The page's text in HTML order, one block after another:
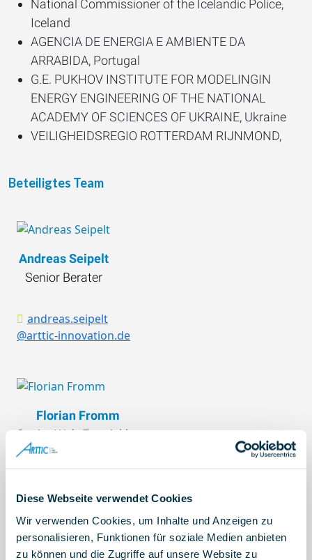
Diese Webseite verwendet Cookies
Wir verwenden Cookies, um Inhalte und Anzeigen zu
personalisieren, Funktionen für soziale Medien anbieten
zu können und die Zugriffe auf unsere Website zu
National Commissioner of the Icelandic Police,
Iceland
AGENCIA DE ENERGIA E AMBIENTE DA
ARRABIDA, Portugal
G.E. PUKHOV INSTITUTE FOR MODELINGIN
ENERGY ENGINEERING OF THE NATIONAL
ACADEMY OF SCIENCES OF UKRAINE, Ukraine
VEILIGHEIDSREGIO ROTTERDAM RIJNMOND,
PPI – PREPARED INTERNATIONAL UG
TECHNISCHE UNIVERSITEIT DELFT, Netherlands
MEDITERRANEOSUI CAMBIAMENTI CLIMATICI,
Italy
SOCIOLOGIA E AMBIENTE LDA, Portugal
ARTTIC INNOVATION GMBH, Germany
UNIVERSITY COLLEGE LONDON, United Kingdom
Beteiligtes Team
Andreas Seipelt
Senior Berater
andreas.seipelt
@arttic-innovation.de
Florian Fromm
Senior Web-Entwickler
@arttic-innovation.de